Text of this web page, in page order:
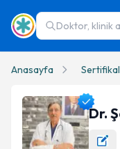
Doktor, klinik
Anasayfa
Dr.